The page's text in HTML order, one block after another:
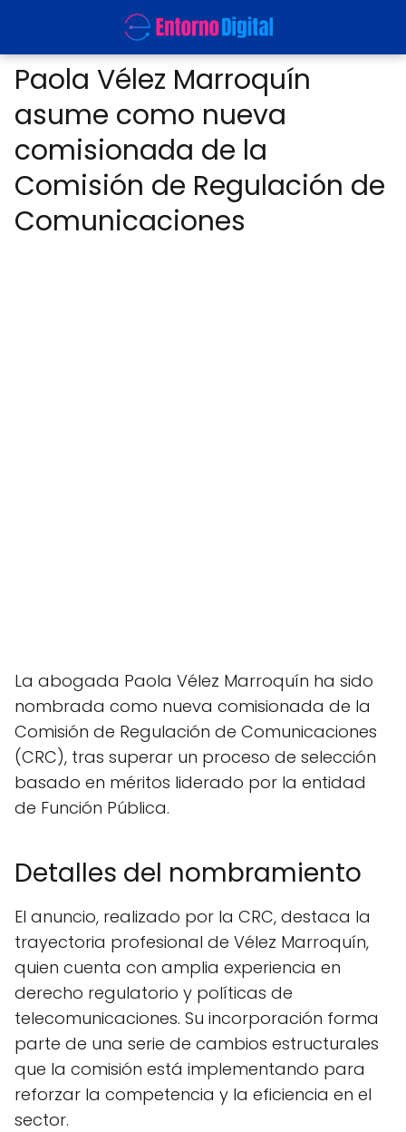
Paola Vélez Marroquín
asume como nueva
comisionada de la
Comisión de Regulación de
Comunicaciones
La abogada Paola Vélez Marroquín ha sido
nombrada como nueva comisionada de la
Comisión de Regulación de Comunicaciones
(CRC), tras superar un proceso de selección
basado en méritos liderado por la entidad
de Función Pública.
Detalles del nombramiento
El anuncio, realizado por la CRC, destaca la
trayectoria profesional de Vélez Marroquín,
quien cuenta con amplia experiencia en
derecho regulatorio y políticas de
telecomunicaciones. Su incorporación forma
parte de una serie de cambios estructurales
que la comisión está implementando para
reforzar la competencia y la eficiencia en el
sector.